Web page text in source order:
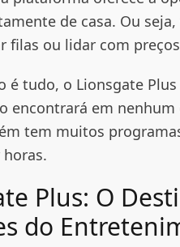
de casa. Ou
filas ou lidar com
é tudo, o Lionsgate
encontrará em
tem muitos
Plus: O
do